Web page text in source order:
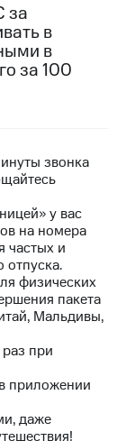
за
в
в
за 100
звонка
у вас
на номера
частых и
отпуска.
физических
пакета
Мальдивы,
при
приложении
даже